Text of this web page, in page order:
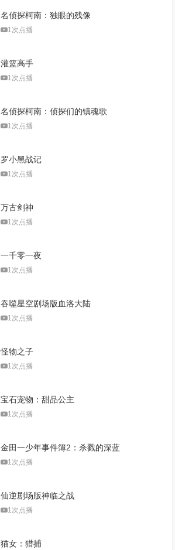
名侦探柯南：独眼的残像
1次点播
灌篮高手
1次点播
名侦探柯南：侦探们的镇魂歌
1次点播
罗小黑战记
1次点播
万古剑神
1次点播
一千零一夜
1次点播
吞噬星空剧场版血洛大陆
1次点播
怪物之子
1次点播
宝石宠物：甜品公主
1次点播
金田一少年事件簿2：杀戮的深蓝
1次点播
仙逆剧场版神临之战
1次点播
猫女：猎捕